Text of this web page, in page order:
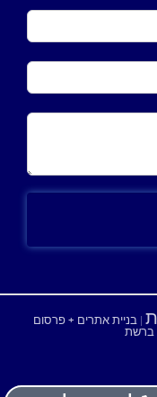
| בניית אתרים + פרסום
ברשת